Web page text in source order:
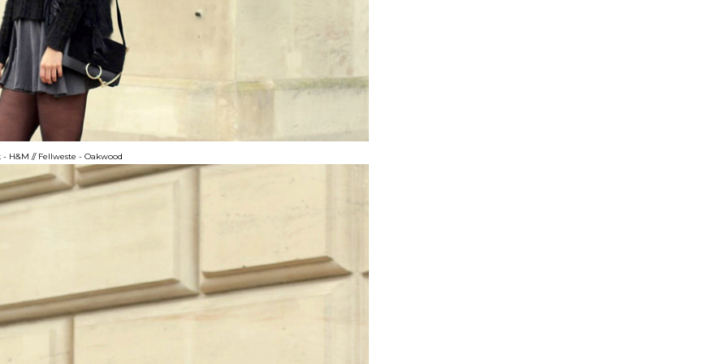
- H&M // Fellweste - Oakwood